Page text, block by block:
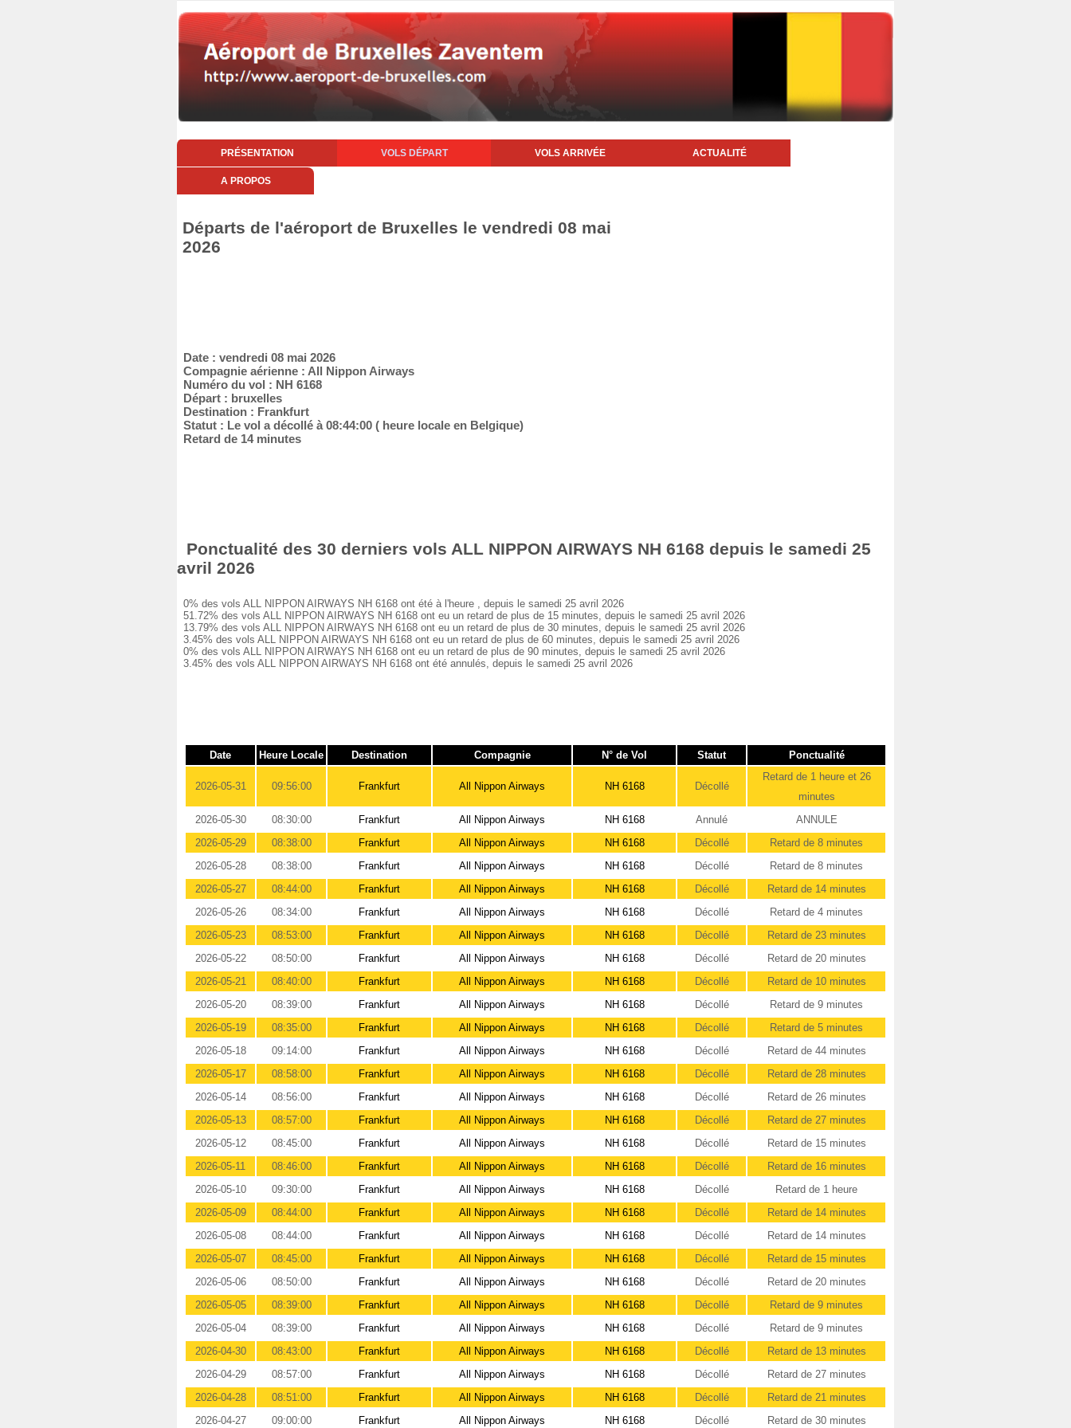
PRÉSENTATION VOLS DÉPART VOLS ARRIVÉE ACTUALITÉ
A PROPOS
Départs de l'aéroport de Bruxelles le vendredi 08 mai
2026
Date : vendredi 08 mai 2026
Compagnie aérienne : All Nippon Airways
Numéro du vol : NH 6168
Départ : bruxelles
Destination : Frankfurt
Statut : Le vol a décollé à 08:44:00 ( heure locale en Belgique)
Retard de 14 minutes
Ponctualité des 30 derniers vols ALL NIPPON AIRWAYS NH 6168 depuis le samedi 25
avril 2026
0% des vols ALL NIPPON AIRWAYS NH 6168 ont été à l'heure , depuis le samedi 25 avril 2026
51.72% des vols ALL NIPPON AIRWAYS NH 6168 ont eu un retard de plus de 15 minutes, depuis le samedi 25 avril 2026
13.79% des vols ALL NIPPON AIRWAYS NH 6168 ont eu un retard de plus de 30 minutes, depuis le samedi 25 avril 2026
3.45% des vols ALL NIPPON AIRWAYS NH 6168 ont eu un retard de plus de 60 minutes, depuis le samedi 25 avril 2026
0% des vols ALL NIPPON AIRWAYS NH 6168 ont eu un retard de plus de 90 minutes, depuis le samedi 25 avril 2026
3.45% des vols ALL NIPPON AIRWAYS NH 6168 ont été annulés, depuis le samedi 25 avril 2026
Date Heure Locale Destination Compagnie N° de Vol Statut Ponctualité
2026-05-31 09:56:00 Frankfurt All Nippon Airways NH 6168 Décollé
Retard de 1 heure et 26
minutes
2026-05-30
08:30:00 Frankfurt All Nippon Airways NH 6168 Annulé
ANNULE
2026-05-29
08:38:00 Frankfurt All Nippon Airways NH 6168 Décollé
Retard de 8 minutes
2026-05-28
08:38:00 Frankfurt All Nippon Airways NH 6168 Décollé
Retard de 8 minutes
2026-05-27
08:44:00 Frankfurt All Nippon Airways NH 6168 Décollé
Retard de 14 minutes
2026-05-26
08:34:00 Frankfurt All Nippon Airways NH 6168 Décollé
Retard de 4 minutes
2026-05-23
08:53:00 Frankfurt All Nippon Airways NH 6168 Décollé
Retard de 23 minutes
2026-05-22
08:50:00 Frankfurt All Nippon Airways NH 6168 Décollé
Retard de 20 minutes
2026-05-21
08:40:00 Frankfurt All Nippon Airways NH 6168 Décollé
Retard de 10 minutes
2026-05-20
08:39:00 Frankfurt All Nippon Airways NH 6168 Décollé
Retard de 9 minutes
2026-05-19
08:35:00 Frankfurt All Nippon Airways NH 6168 Décollé
Retard de 5 minutes
2026-05-18
09:14:00 Frankfurt All Nippon Airways NH 6168 Décollé
Retard de 44 minutes
2026-05-17
08:58:00 Frankfurt All Nippon Airways NH 6168 Décollé
Retard de 28 minutes
2026-05-14
08:56:00 Frankfurt All Nippon Airways NH 6168 Décollé
Retard de 26 minutes
2026-05-13
08:57:00 Frankfurt All Nippon Airways NH 6168 Décollé
Retard de 27 minutes
2026-05-12
08:45:00 Frankfurt All Nippon Airways NH 6168 Décollé
Retard de 15 minutes
2026-05-11
08:46:00 Frankfurt All Nippon Airways NH 6168 Décollé
Retard de 16 minutes
2026-05-10
09:30:00 Frankfurt All Nippon Airways NH 6168 Décollé
Retard de 1 heure
2026-05-09
08:44:00 Frankfurt All Nippon Airways NH 6168 Décollé
Retard de 14 minutes
2026-05-08
08:44:00 Frankfurt All Nippon Airways NH 6168 Décollé
Retard de 14 minutes
2026-05-07
08:45:00 Frankfurt All Nippon Airways NH 6168 Décollé
Retard de 15 minutes
2026-05-06
08:50:00 Frankfurt All Nippon Airways NH 6168 Décollé
Retard de 20 minutes
2026-05-05
08:39:00 Frankfurt All Nippon Airways NH 6168 Décollé
Retard de 9 minutes
2026-05-04
08:39:00 Frankfurt All Nippon Airways NH 6168 Décollé
Retard de 9 minutes
2026-04-30
08:43:00 Frankfurt All Nippon Airways NH 6168 Décollé
Retard de 13 minutes
2026-04-29
08:57:00 Frankfurt All Nippon Airways NH 6168 Décollé
Retard de 27 minutes
2026-04-28
08:51:00 Frankfurt All Nippon Airways NH 6168 Décollé
Retard de 21 minutes
2026-04-27
09:00:00 Frankfurt All Nippon Airways NH 6168 Décollé Retard de 30 minutes